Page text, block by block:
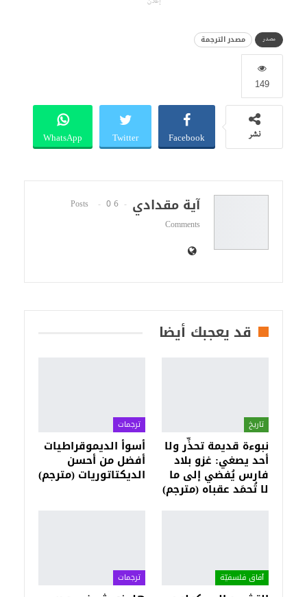
إعلان
مصدر مصدر الترجمة
149
نشر Facebook
Twitter
WhatsApp
آية مقدادي 6 Posts
0
Comments
قد يعجبك أيضا
تاريخ
نبوءة قديمة تحذِّر ولا
أحد يصغي: غزو بلاد
فارس يُفضي إلى ما
لا تُحمَد عقباه (مترجم)
ترجمات
أسوأ الديموقراطيات
أفضل من أحسن
الديكتاتوريات (مترجم)
آفاق فلسفيّة‎ ترجمات